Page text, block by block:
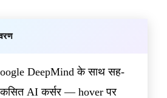
DeepMind के साथ सह-
AI कर्सर — hover पर